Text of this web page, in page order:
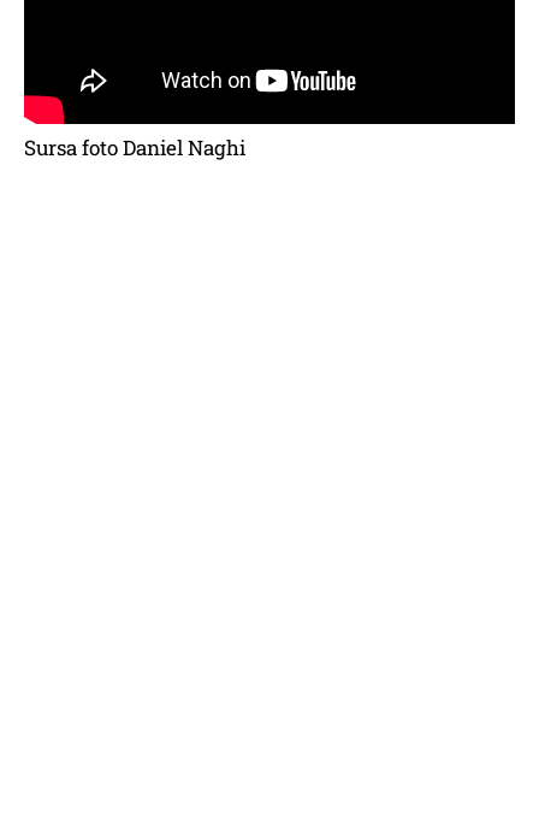
Sursa foto Daniel Naghi